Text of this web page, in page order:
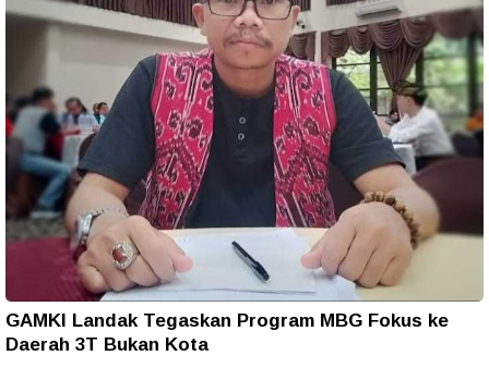
GAMKI Landak Tegaskan Program MBG Fokus ke
Daerah 3T Bukan Kota